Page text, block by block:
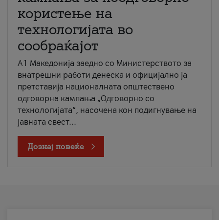
користење на
технологијата во
сообраќајот
A1 Македонија заедно со Министерството за
внатрешни работи денеска и официјално ја
претставија националната општествено
одговорна кампања „Одговорно со
технологијата“, насочена кон подигнување на
јавната свест...
Дознај повеќе